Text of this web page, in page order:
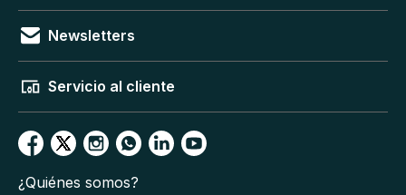
Newsletters
Servicio al cliente
¿Quiénes somos?